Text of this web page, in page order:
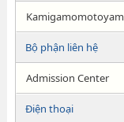
Bộ phận liên hệ
Admission Center
Điện thoại